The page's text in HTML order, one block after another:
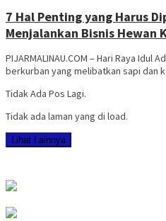
7 Hal Penting yang Harus
Menjalankan Bisnis Hewan
PIJARMALINAU.COM – Hari Raya Idul
berkurban yang melibatkan sapi dan
Tidak Ada Pos Lagi.
Tidak ada laman yang di load.
Lihat Lainnya